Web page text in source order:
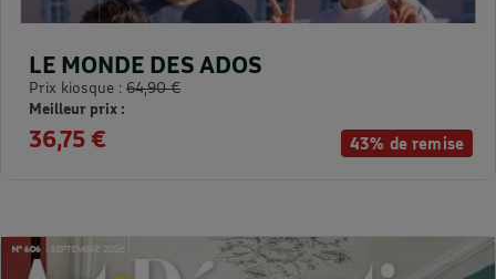
43% de remise
LE MONDE DES ADOS
Prix kiosque : 64,90 €
Meilleur prix :
36,75 €